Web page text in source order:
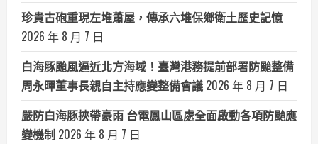
珍貴古砲重現左堆蕭屋，傳承六堆保鄉衛土歷史記憶
2026 年 8 月 7 日
白海豚颱風逼近北方海域！臺灣港務提前部署防颱整備
周永暉董事長親自主持應變整備會議 2026 年 8 月 7 日
嚴防白海豚挾帶豪雨 台電鳳山區處全面啟動各項防颱應
變機制 2026 年 8 月 7 日